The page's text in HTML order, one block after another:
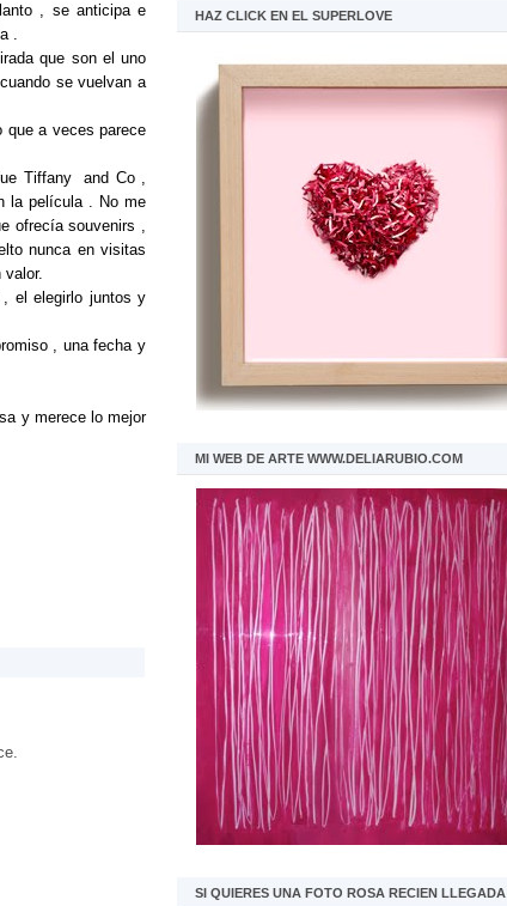
HAZ CLICK EN EL SUPERLOVE
MI WEB DE ARTE WWW.DELIARUBIO.COM
SI QUIERES UNA FOTO ROSA RECIEN LLEGADA
, se anticipa e
.
que son el uno
se vuelvan a
que a veces parece
Tiffany and Co ,
la película . No me
ofrecía souvenirs ,
nunca en visitas
valor.
el elegirlo juntos y
, una fecha y
y merece lo mejor